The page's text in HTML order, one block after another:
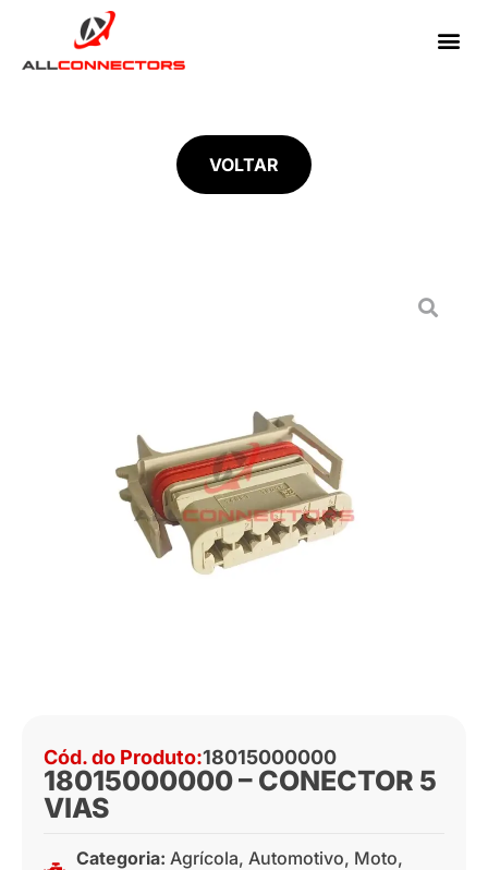
VOLTAR
Cód. do Produto:18015000000
18015000000 – CONECTOR 5
VIAS
Categoria: Agrícola, Automotivo, Moto,